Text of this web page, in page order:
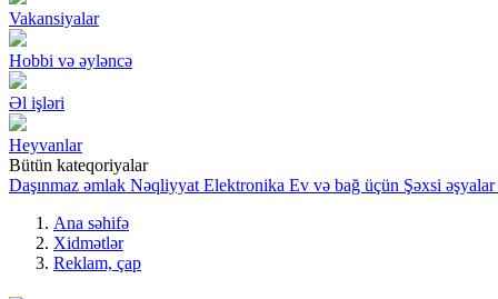
Vakansiyalar
Hobbi və əyləncə
Əl işləri
Heyvanlar
Bütün kateqoriyalar
Daşınmaz əmlak Nəqliyyat Elektronika Ev və bağ üçün Şəxsi əşyalar
Ana səhifə
Xidmətlər
Reklam, çap